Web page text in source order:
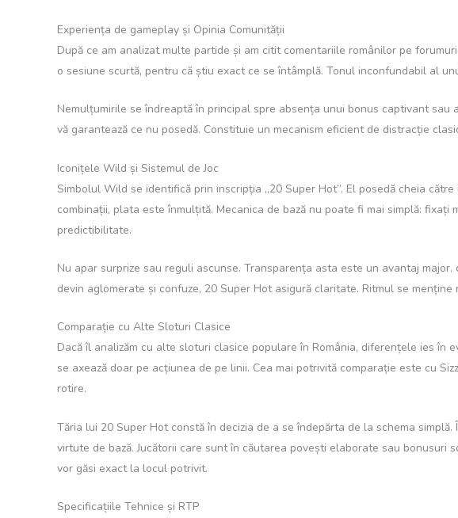
Experiența de gameplay și Opinia Comunității
După ce am analizat multe partide și am citit comentariile românilor pe
o sesiune scurtă, pentru că știu exact ce se întâmplă. Tonul inconfundabil al
Nemulțumirile se îndreaptă în principal spre absența unui bonus captivant
vă garantează ce nu posedă. Constituie un mecanism eficient de distracție
Iconițele Wild și Sistemul de Joc
Simbolul Wild se identifică prin inscripția „20 Super Hot”. El posedă cheia
combinații, plata este înmulțită. Mecanica de bază nu poate fi mai simplă:
predictibilitate.
Nu apar surprize sau reguli ascunse. Transparența asta este un avantaj
devin aglomerate și confuze, 20 Super Hot asigură claritate. Ritmul se
Comparație cu Alte Sloturi Clasice
Dacă îl analizăm cu alte sloturi clasice populare în România, diferențele ies
se axează doar pe acțiunea de pe linii. Cea mai potrivită comparație este cu
rotire.
Tăria lui 20 Super Hot constă în decizia de a se îndepărta de la schema
virtute de bază. Jucătorii care sunt în căutarea povești elaborate sau
vor găsi exact la locul potrivit.
Specificațiile Tehnice și RTP